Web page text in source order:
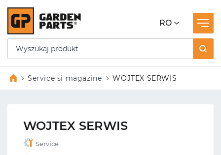
RO
Service și magazine WOJTEX SERWIS
WOJTEX SERWIS
Service